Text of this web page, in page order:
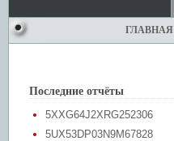
ГЛАВНАЯ
Последние отчёты
5XXG64J2XRG252306
5UX53DP03N9M67828